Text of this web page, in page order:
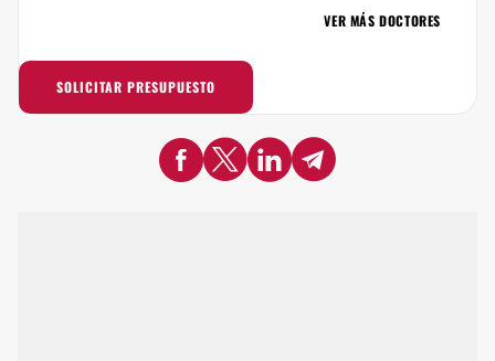
VER MÁS DOCTORES
SOLICITAR PRESUPUESTO